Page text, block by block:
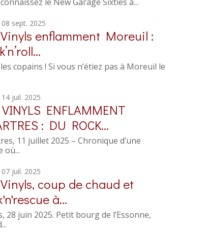
08 sept. 2025
enflamment Moreuil :
copains ! Si vous n’étiez pas à Moreuil le
14 juil. 2025
VINYLS ENFLAMMENT
: DU ROCK...
11 juillet 2025 – Chronique d’une
où...
07 juil. 2025
coup de chaud et
à...
28 juin 2025. Petit bourg de l’Essonne,